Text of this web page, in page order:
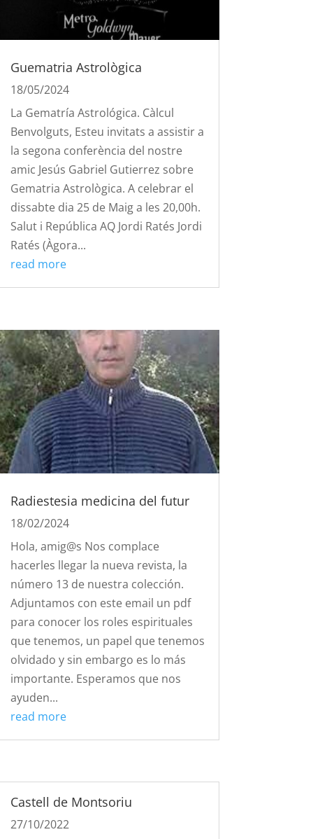
Guematria Astrològica
18/05/2024
La Gematría Astrológica. Càlcul
Benvolguts, Esteu invitats a assistir a
la segona conferència del nostre
amic Jesús Gabriel Gutierrez sobre
Gematria Astrològica. A celebrar el
dissabte dia 25 de Maig a les 20,00h.
Salut i República AQ Jordi Ratés Jordi
Ratés (Àgora...
read more
Radiestesia medicina del futur
18/02/2024
Hola, amig@s Nos complace
hacerles llegar la nueva revista, la
número 13 de nuestra colección.
Adjuntamos con este email un pdf
para conocer los roles espirituales
que tenemos, un papel que tenemos
olvidado y sin embargo es lo más
importante. Esperamos que nos
ayuden...
read more
Castell de Montsoriu
27/10/2022